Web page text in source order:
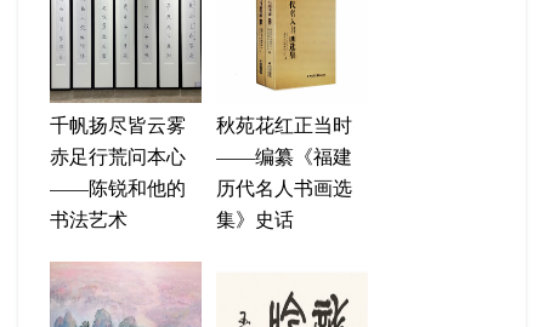
千帆扬尽皆云雾
赤足行荒问本心
——陈锐和他的
书法艺术
秋苑花红正当时
——编纂《福建
历代名人书画选
集》史话